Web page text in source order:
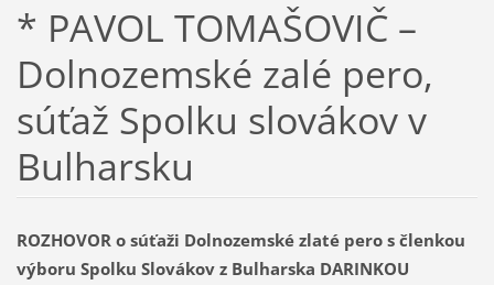
* PAVOL TOMAŠOVIČ –
Dolnozemské zalé pero,
súťaž Spolku slovákov v
Bulharsku
ROZHOVOR o súťaži Dolnozemské zlaté pero s členkou
výboru Spolku Slovákov z Bulharska DARINKOU